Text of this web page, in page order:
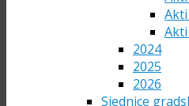
2024
2025
2026
Sjednice